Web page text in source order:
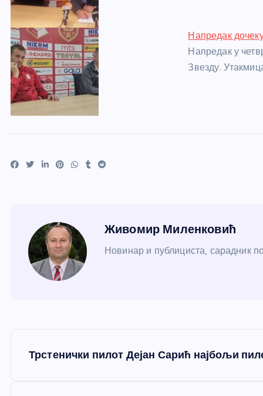
Напредак
Напредак у
Звезду.
Живомир Миленковић
Новинар и публициста, сарадник
Трстенички пилот Дејан Сарић најбољи